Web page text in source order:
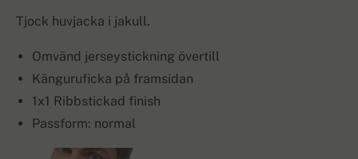
Tjock huvjacka i jakull.
Omvänd jerseystickning övertill
Känguruficka på framsidan
1x1 Ribbstickad finish
Passform: normal